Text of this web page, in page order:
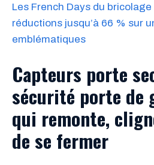
Les French Days du
réductions jusqu’à 66 % sur
emblématiques
Capteurs porte
sécurité porte de
qui remonte,
de se fermer